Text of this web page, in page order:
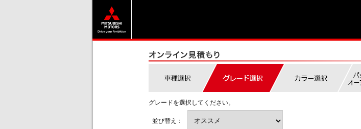
グレードを選択してください。
並び替え：